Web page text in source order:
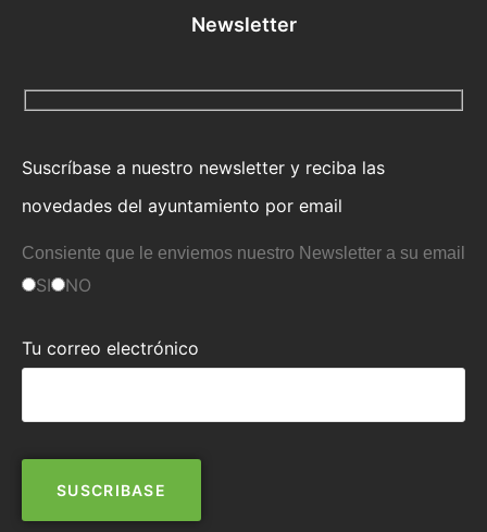
Newsletter
Suscríbase a nuestro newsletter y reciba las
novedades del ayuntamiento por email
Consiente que le enviemos nuestro Newsletter a su email
SI NO
Tu correo electrónico